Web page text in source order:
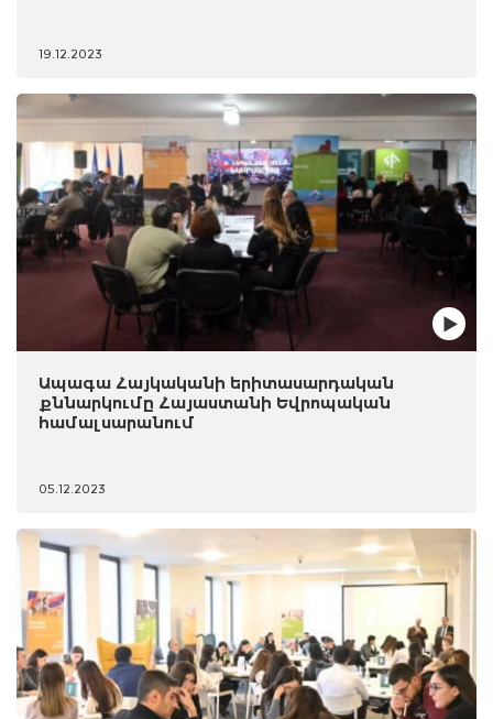
19.12.2023
Ապագա Հայկականի երիտասարդական
քննարկումը Հայաստանի Եվրոպական
համալսարանում
05.12.2023